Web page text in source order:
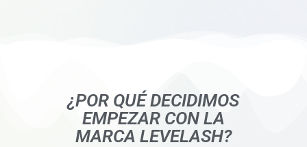
¿POR QUÉ DECIDIMOS
EMPEZAR CON LA
MARCA LEVELASH?